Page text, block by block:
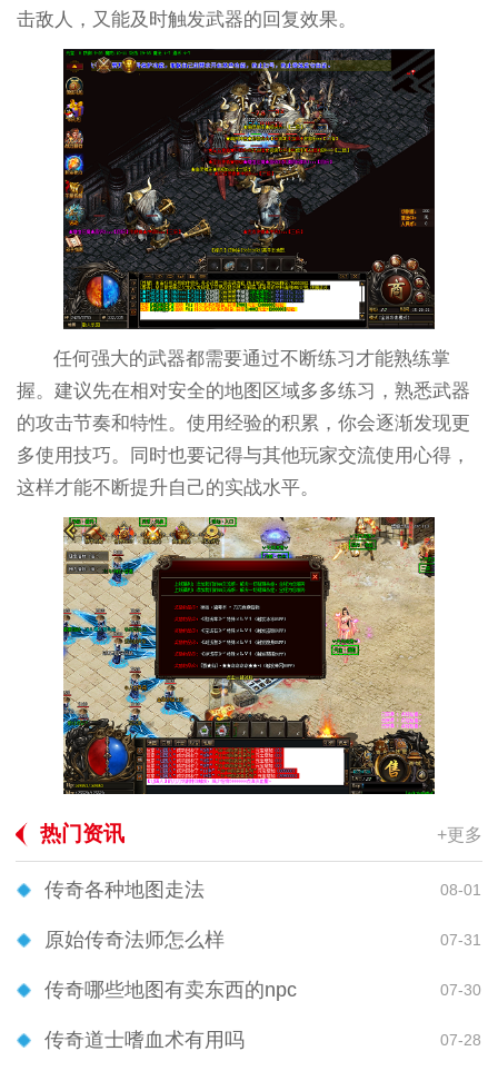
击敌人，又能及时触发武器的回复效果。
任何强大的武器都需要通过不断练习才能熟练掌
握。建议先在相对安全的地图区域多多练习，熟悉武器
的攻击节奏和特性。使用经验的积累，你会逐渐发现更
多使用技巧。同时也要记得与其他玩家交流使用心得，
这样才能不断提升自己的实战水平。
热门资讯 +更多
传奇各种地图走法 08-01
原始传奇法师怎么样 07-31
传奇哪些地图有卖东西的npc 07-30
传奇道士嗜血术有用吗 07-28